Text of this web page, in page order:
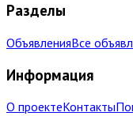
Разделы
ОбъявленияВсе
Информация
О проектеКонтакты